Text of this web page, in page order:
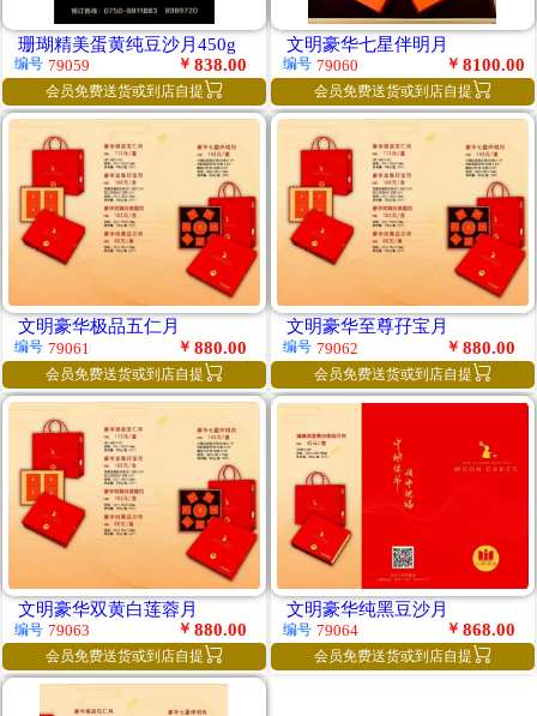
珊瑚精美蛋黄纯豆沙月450g
编号 79059 ￥ 838.00
会员免费送货或到店自提 
文明豪华七星伴明月
编号 79060 ￥ 8100.00
会员免费送货或到店自提 
文明豪华极品五仁月
编号 79061 ￥ 880.00
会员免费送货或到店自提 
文明豪华至尊孖宝月
编号 79062 ￥ 880.00
会员免费送货或到店自提 
文明豪华双黄白莲蓉月
编号 79063 ￥ 880.00
会员免费送货或到店自提 
文明豪华纯黑豆沙月
编号 79064 ￥ 868.00
会员免费送货或到店自提 